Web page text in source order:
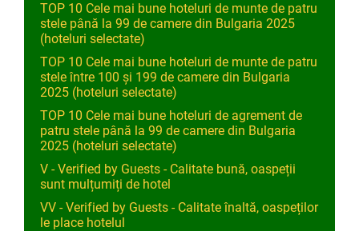
TOP 10 Cele mai bune hoteluri de munte de patru
stele până la 99 de camere din Bulgaria 2025
(hoteluri selectate)
TOP 10 Cele mai bune hoteluri de munte de patru
stele între 100 și 199 de camere din Bulgaria
2025 (hoteluri selectate)
TOP 10 Cele mai bune hoteluri de agrement de
patru stele până la 99 de camere din Bulgaria
2025 (hoteluri selectate)
V - Verified by Guests - Calitate bună, oaspeții
sunt mulțumiți de hotel
VV - Verified by Guests - Calitate înaltă, oaspeților
le place hotelul